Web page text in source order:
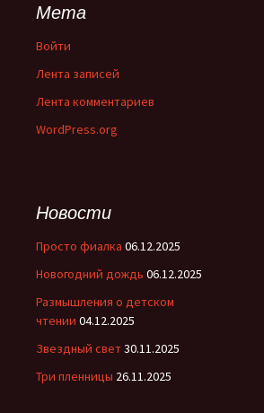
Мета
Войти
Лента записей
Лента комментариев
WordPress.org
Новости
Просто фиалка 06.12.2025
Новогодний дождь 06.12.2025
Размышления о детском
чтении 04.12.2025
Звездный свет30.11.2025
Три пленницы 26.11.2025